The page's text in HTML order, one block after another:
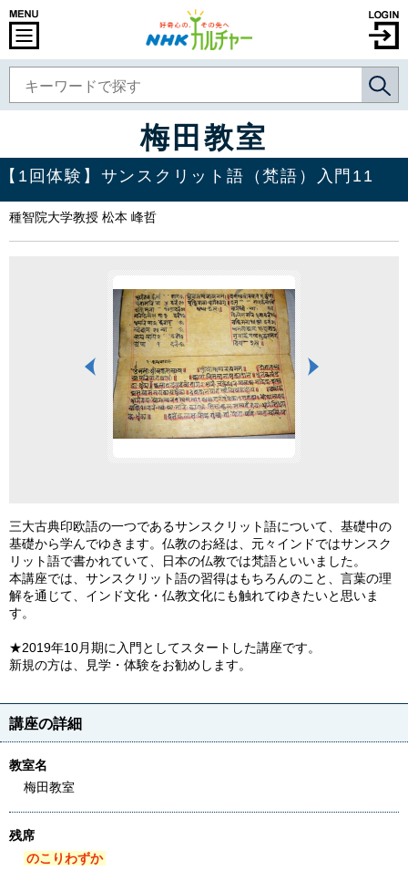
梅田教室
【1回体験】サンスクリット語（梵語）入門11
種智院大学教授 松本 峰哲
三大古典印欧語の一つであるサンスクリット語について、基礎中の
基礎から学んでゆきます。仏教のお経は、元々インドではサンスク
リット語で書かれていて、日本の仏教では梵語といいました。
本講座では、サンスクリット語の習得はもちろんのこと、言葉の理
解を通じて、インド文化・仏教文化にも触れてゆきたいと思いま
す。
★2019年10月期に入門としてスタートした講座です。
新規の方は、見学・体験をお勧めします。
講座の詳細
教室名
梅田教室
残席
のこりわずか